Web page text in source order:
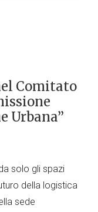
Comitato
Urbana”
solo gli spazi
della logistica
sede